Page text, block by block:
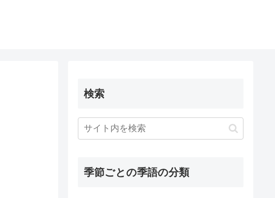
検索
季節ごとの季語の分類